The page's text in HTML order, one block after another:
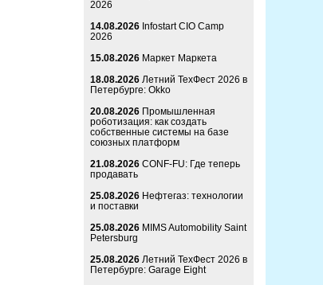
2026
14.08.2026 Infostart CIO Camp
2026
15.08.2026 Маркет Маркета
18.08.2026 Летний ТехФест 2026 в
Петербурге: Okko
20.08.2026 Промышленная
роботизация: как создать
собственные системы на базе
союзных платформ
21.08.2026 CONF-FU: Где теперь
продавать
25.08.2026 Нефтегаз: технологии
и поставки
25.08.2026 MIMS Automobility Saint
Petersburg
25.08.2026 Летний ТехФест 2026 в
Петербурге: Garage Eight